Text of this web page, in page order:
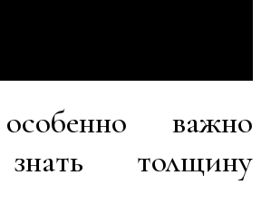
важно
толщину